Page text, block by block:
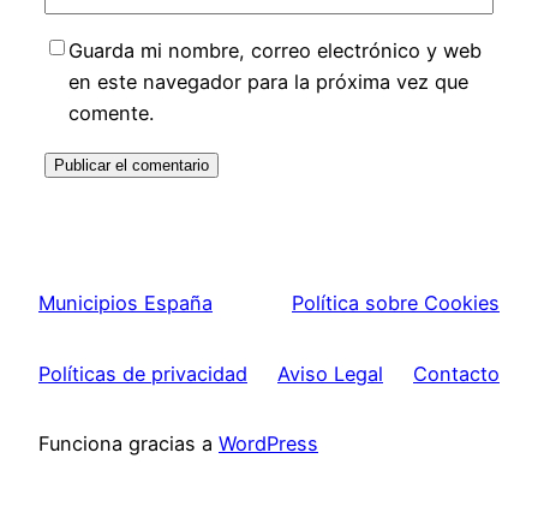
Guarda mi nombre, correo electrónico y web
en este navegador para la próxima vez que
comente.
Municipios España Política sobre Cookies
Políticas de privacidad Aviso Legal Contacto
Funciona gracias a WordPress